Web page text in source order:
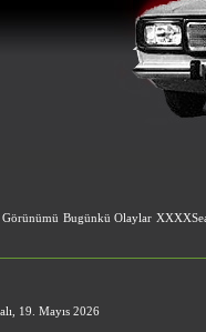
Görünümü Bugünkü Olaylar
19. Mayıs 2026